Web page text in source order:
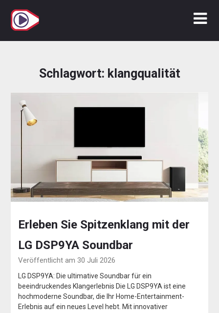
Inhalt
springen
Schlagwort: klangqualität
Erleben Sie Spitzenklang mit der
LG DSP9YA Soundbar
Veröffentlicht am 30 Juli 2026
LG DSP9YA: Die ultimative Soundbar für ein
beeindruckendes Klangerlebnis Die LG DSP9YA ist eine
hochmoderne Soundbar, die Ihr Home-Entertainment-
Erlebnis auf ein neues Level hebt. Mit innovativer